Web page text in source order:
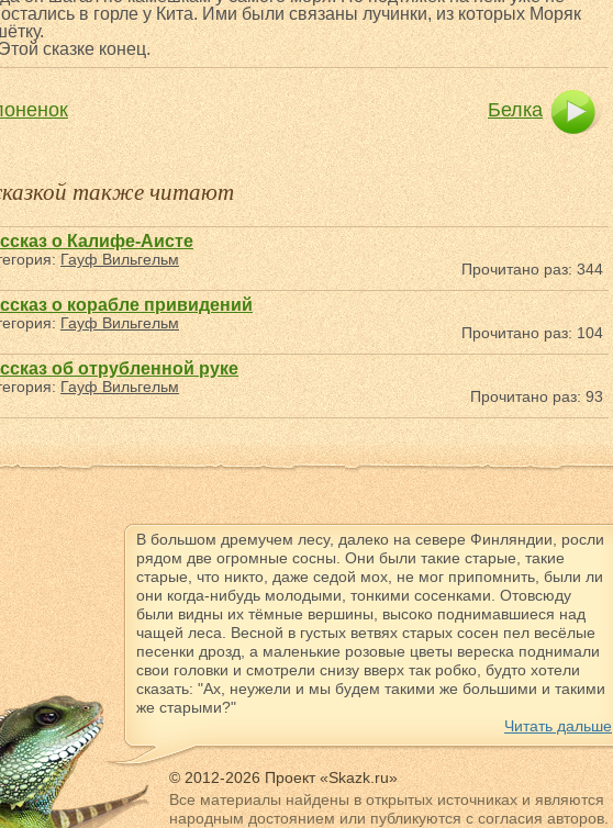
в горле у Кита. Ими были связаны лучинки, из которых Моряк
сказке конец.
Белка
также читают
о Калифе-Аисте
Гауф Вильгельм
Прочитано раз: 344
о корабле привидений
Гауф Вильгельм
Прочитано раз: 104
об отрубленной руке
Гауф Вильгельм
Прочитано раз: 93
В большом дремучем лесу, далеко на севере Финляндии, росли
рядом две огромные сосны. Они были такие старые, такие
старые, что никто, даже седой мох, не мог припомнить, были ли
они когда-нибудь молодыми, тонкими сосенками. Отовсюду
были видны их тёмные вершины, высоко поднимавшиеся над
чащей леса. Весной в густых ветвях старых сосен пел весёлые
песенки дрозд, а маленькие розовые цветы вереска поднимали
свои головки и смотрели снизу вверх так робко, будто хотели
сказать: "Ах, неужели и мы будем такими же большими и такими
же старыми?"
Читать дальше
© 2012-2026 Проект «Skazk.ru»
Все материалы найдены в открытых источниках и являются
народным достоянием или публикуются с согласия авторов.